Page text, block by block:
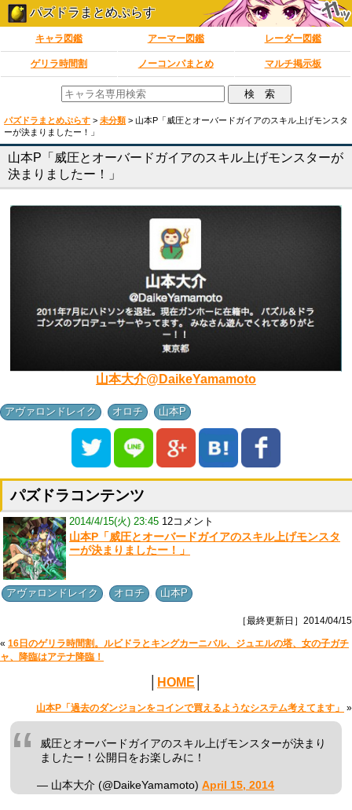
パズドラまとめぷらす
キャラ図鑑 アーマー図鑑 レーダー図鑑
ゲリラ時間割 ノーコンパまとめ マルチ掲示板
パズドラまとめぷらす > 未分類 > 山本P「威圧とオーバードガイアのスキル上げモンスタ
ーが決まりましたー！」
山本P「威圧とオーバードガイアのスキル上げモンスターが
決まりましたー！」
山本大介@DaikeYamamoto
アヴァロンドレイク オロチ 山本P
パズドラコンテンツ
2014/4/15(火) 23:45 12コメント
山本P「威圧とオーバードガイアのスキル上げモンスタ
ーが決まりましたー！」
アヴァロンドレイク オロチ 山本P
［最終更新日］2014/04/15
« 16日のゲリラ時間割。ルビドラとキングカーニバル、ジュエルの塔、女の子ガチ
ャ、降臨はアテナ降臨！
HOME
山本P「過去のダンジョンをコインで買えるようなシステム考えてます」 »
威圧とオーバードガイアのスキル上げモンスターが決まり
ましたー！公開日をお楽しみに！
— 山本大介 (@DaikeYamamoto)April 15, 2014